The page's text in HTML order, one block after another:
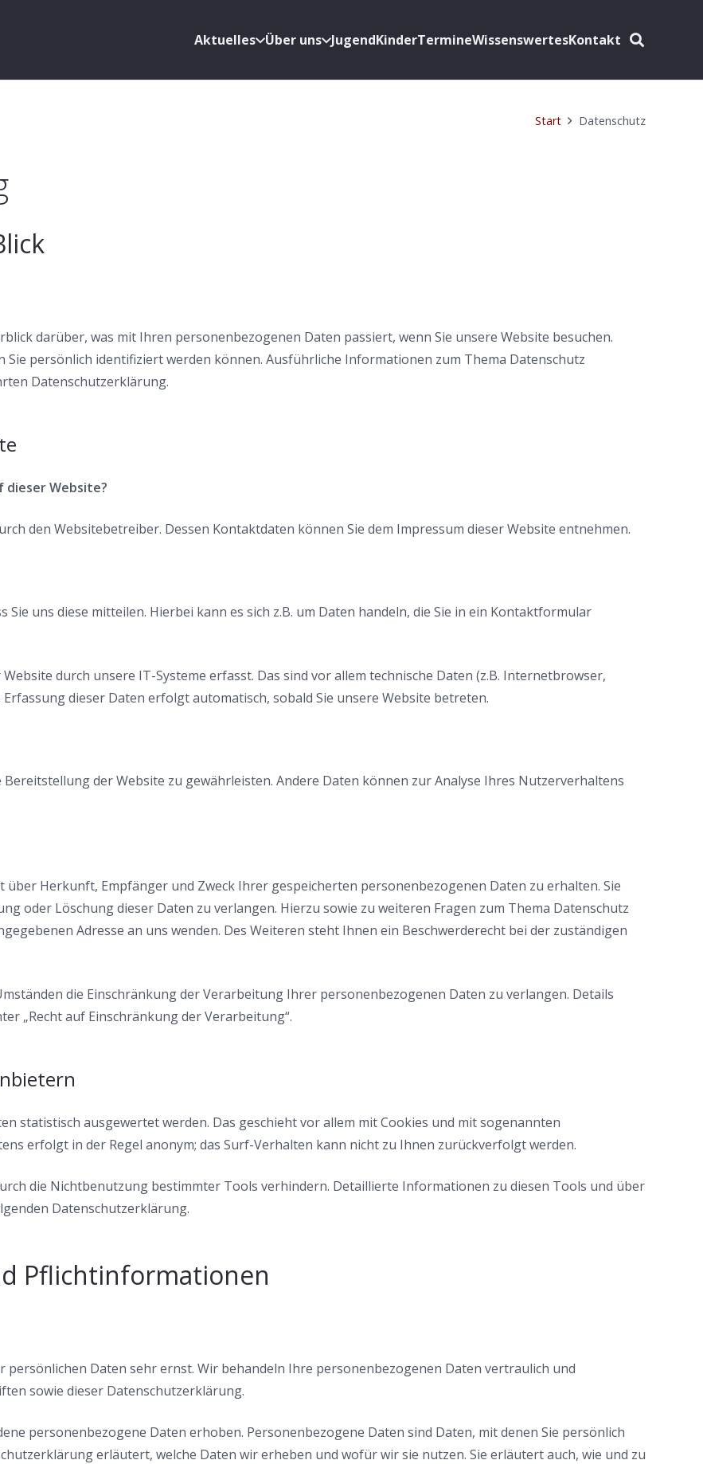
Aktuelles Über uns JugendKinderTermineWissenswertesKontakt
Start Datenschutz
darüber, was mit Ihren personenbezogenen Daten passiert, wenn Sie unsere Website besuchen.
Sie persönlich identifiziert werden können. Ausführliche Informationen zum Thema Datenschutz
Datenschutzerklärung.
Website?
den Websitebetreiber. Dessen Kontaktdaten können Sie dem Impressum dieser Website entnehmen.
uns diese mitteilen. Hierbei kann es sich z.B. um Daten handeln, die Sie in ein Kontaktformular
durch unsere IT-Systeme erfasst. Das sind vor allem technische Daten (z.B. Internetbrowser,
dieser Daten erfolgt automatisch, sobald Sie unsere Website betreten.
der Website zu gewährleisten. Andere Daten können zur Analyse Ihres Nutzerverhaltens
Herkunft, Empfänger und Zweck Ihrer gespeicherten personenbezogenen Daten zu erhalten. Sie
oder Löschung dieser Daten zu verlangen. Hierzu sowie zu weiteren Fragen zum Thema Datenschutz
Adresse an uns wenden. Des Weiteren steht Ihnen ein Beschwerderecht bei der zuständigen
die Einschränkung der Verarbeitung Ihrer personenbezogenen Daten zu verlangen. Details
„Recht auf Einschränkung der Verarbeitung“.
statistisch ausgewertet werden. Das geschieht vor allem mit Cookies und mit sogenannten
erfolgt in der Regel anonym; das Surf-Verhalten kann nicht zu Ihnen zurückverfolgt werden.
die Nichtbenutzung bestimmter Tools verhindern. Detaillierte Informationen zu diesen Tools und über
Datenschutzerklärung.
Pflichtinformationen
persönlichen Daten sehr ernst. Wir behandeln Ihre personenbezogenen Daten vertraulich und
sowie dieser Datenschutzerklärung.
personenbezogene Daten erhoben. Personenbezogene Daten sind Daten, mit denen Sie persönlich
erläutert, welche Daten wir erheben und wofür wir sie nutzen. Sie erläutert auch, wie und zu